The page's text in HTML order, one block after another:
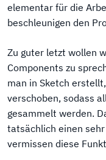
elementar für die
beschleunigen den
Zu guter letzt wollen
Components zu
man in Sketch
verschoben, sodass
gesammelt werden.
tatsächlich einen
vermissen diese